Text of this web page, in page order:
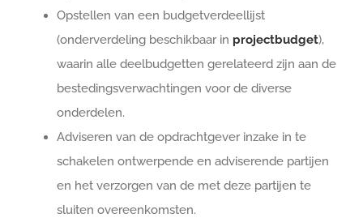
Opstellen van een budgetverdeellijst
(onderverdeling beschikbaar in projectbudget),
waarin alle deelbudgetten gerelateerd zijn aan de
bestedingsverwachtingen voor de diverse
onderdelen.
Adviseren van de opdrachtgever inzake in te
schakelen ontwerpende en adviserende partijen
en het verzorgen van de met deze partijen te
sluiten overeenkomsten.